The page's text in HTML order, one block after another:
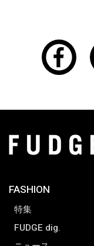
FASHION
特集
FUDGE dig.